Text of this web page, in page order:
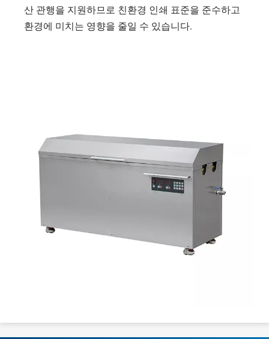
산 관행을 지원하므로 친환경 인쇄 표준을 준수하고
환경에 미치는 영향을 줄일 수 있습니다.